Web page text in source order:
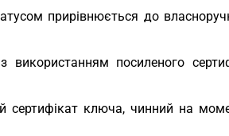
прирівнюється до
використанням посиленого
сертифікат ключа, чинний на